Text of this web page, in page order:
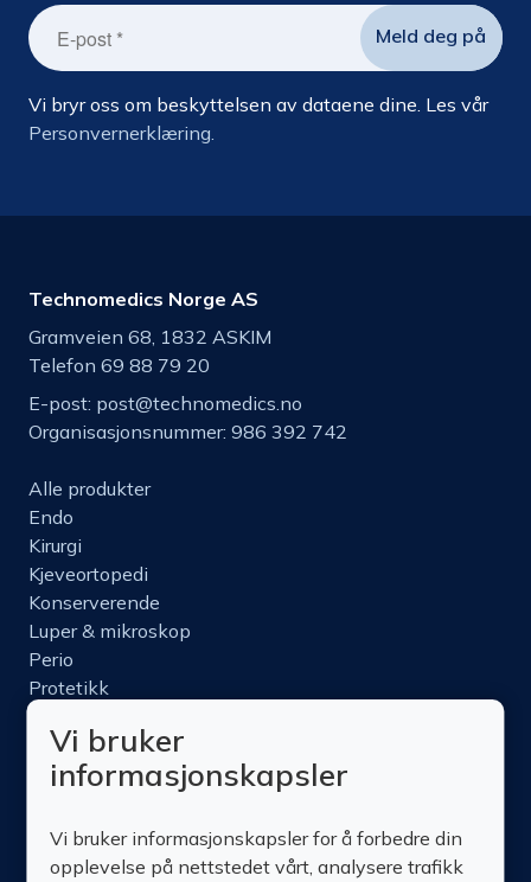
Vi bryr oss om beskyttelsen av dataene dine. Les vår
Personvernerklæring.
Technomedics Norge AS
Gramveien 68, 1832 ASKIM
Telefon 69 88 79 20
E-post: post@technomedics.no
Organisasjonsnummer: 986 392 742
Alle produkter
Endo
Kirurgi
Kjeveortopedi
Konserverende
Luper & mikroskop
Perio
Protetikk
Nettbutikk
Produktinfo
Om oss
Kontakt oss
Vi bruker
informasjonskapsler
Vi bruker informasjonskapsler for å forbedre din
opplevelse på nettstedet vårt, analysere trafikk